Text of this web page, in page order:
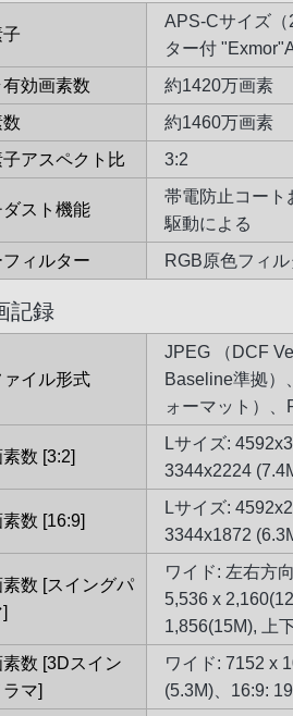
APS-Cサイズ
ター付
有効画素数
約1420万画素
約1460万画素
アスペクト比
3:2
ダスト機能
帯電防止コート
駆動による
フィルター
RGB原色フィル
記録
イル形式
JPEG （DCF
Baseline準拠）
ォーマット）
数 [3:2]
Lサイズ:
3344x2224
数 [16:9]
Lサイズ:
3344x1872
数 [スイングパ
ワイド: 左右方
5,536 x
1,856(15M), 上
数 [3Dスイン
マ]
ワイド: 7152 x
(5.3M)、16:9: